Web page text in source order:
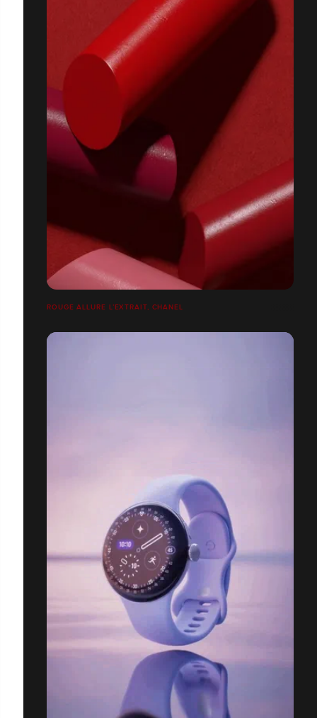
ROUGE ALLURE L’EXTRAIT, CHANEL